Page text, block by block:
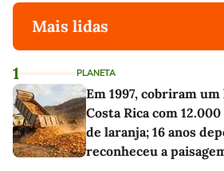
Mais lidas
1 PLANETA
Em 1997, cobriram
Costa Rica com
de laranja; 16 anos
reconheceu a